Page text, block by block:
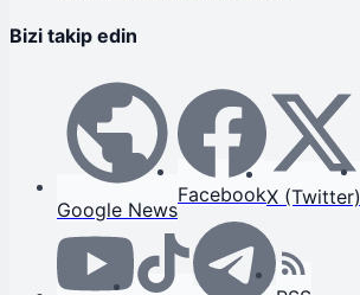
Bizi takip edin
Google News
FacebookX (Twitter)